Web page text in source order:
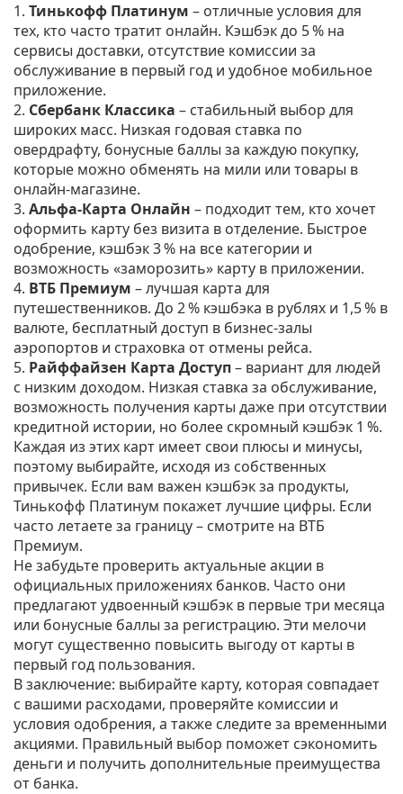
1. Тинькофф Платинум – отличные условия для
тех, кто часто тратит онлайн. Кэшбэк до 5 % на
сервисы доставки, отсутствие комиссии за
обслуживание в первый год и удобное мобильное
приложение.
2. Сбербанк Классика – стабильный выбор для
широких масс. Низкая годовая ставка по
овердрафту, бонусные баллы за каждую покупку,
которые можно обменять на мили или товары в
онлайн‑магазине.
3. Альфа‑Карта Онлайн – подходит тем, кто хочет
оформить карту без визита в отделение. Быстрое
одобрение, кэшбэк 3 % на все категории и
возможность «заморозить» карту в приложении.
4. ВТБ Премиум – лучшая карта для
путешественников. До 2 % кэшбэка в рублях и 1,5 % в
валюте, бесплатный доступ в бизнес-залы
аэропортов и страховка от отмены рейса.
5. Райффайзен Карта Доступ– вариант для людей
с низким доходом. Низкая ставка за обслуживание,
возможность получения карты даже при отсутствии
кредитной истории, но более скромный кэшбэк 1 %.
Каждая из этих карт имеет свои плюсы и минусы,
поэтому выбирайте, исходя из собственных
привычек. Если вам важен кэшбэк за продукты,
Тинькофф Платинум покажет лучшие цифры. Если
часто летаете за границу – смотрите на ВТБ
Премиум.
Не забудьте проверить актуальные акции в
официальных приложениях банков. Часто они
предлагают удвоенный кэшбэк в первые три месяца
или бонусные баллы за регистрацию. Эти мелочи
могут существенно повысить выгоду от карты в
первый год пользования.
В заключение: выбирайте карту, которая совпадает
с вашими расходами, проверяйте комиссии и
условия одобрения, а также следите за временными
акциями. Правильный выбор поможет сэкономить
деньги и получить дополнительные преимущества
от банка.